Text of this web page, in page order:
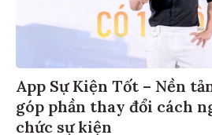
App Sự Kiện Tốt – Nền
góp phần thay đổi cách
chức sự kiện